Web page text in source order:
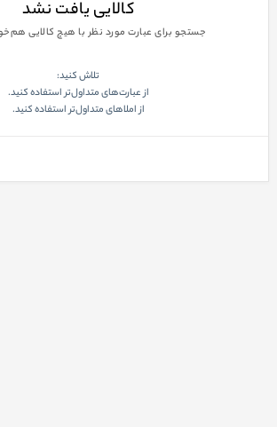
کالایی یافت نشد
جستجو برای عبارت مورد نظر با هیچ کالایی
تلاش کنید:
از عبارت‌های متداول‌تر استفاده کنید.
از املاهای متداول‌تر استفاده کنید.